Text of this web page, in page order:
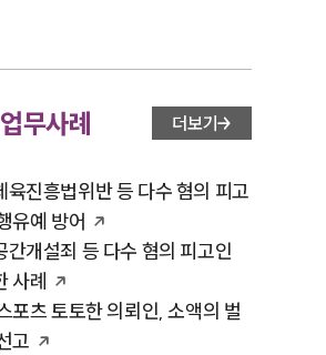
무사례 더보기
육진흥법위반 등 다수 혐의 피고
유예 방어
간개설죄 등 다수 혐의 피고인
사례
포츠 토토한 의뢰인, 소액의 벌
고